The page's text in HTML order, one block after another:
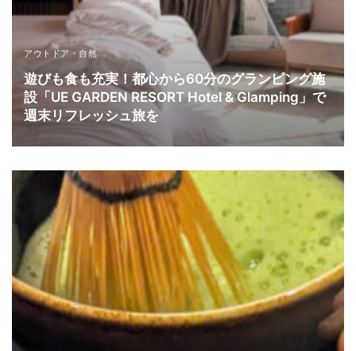
アウトドア・自然
遊びも食も充実！都心から60分のグランピング施
設「UE GARDEN RESORT Hotel & Glamping」で
週末リフレッシュ旅を